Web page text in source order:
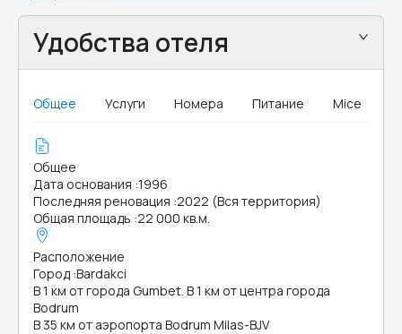
Удобства отеля
Общее Услуги Номера Питание Mice
Общее
Дата основания :1996
Последняя реновация :2022 (Вся территория)
Общая площадь :22 000 кв.м.
Расположение
Город :Bardakci
В 1 км от города Gumbet. В 1 км от центра города
Bodrum
В 35 км от аэропорта Bodrum Milas-BJV